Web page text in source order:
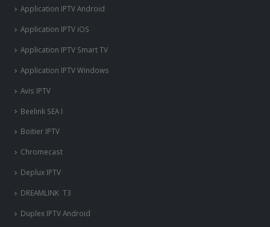
Application IPTV Android
Application IPTV iOS
Application IPTV Smart TV
Application IPTV Windows
Avis IPTV
Beelink SEA I
Boitier IPTV
Chromecast
Deplux IPTV
DREAMLINK T3
Duplex IPTV Android